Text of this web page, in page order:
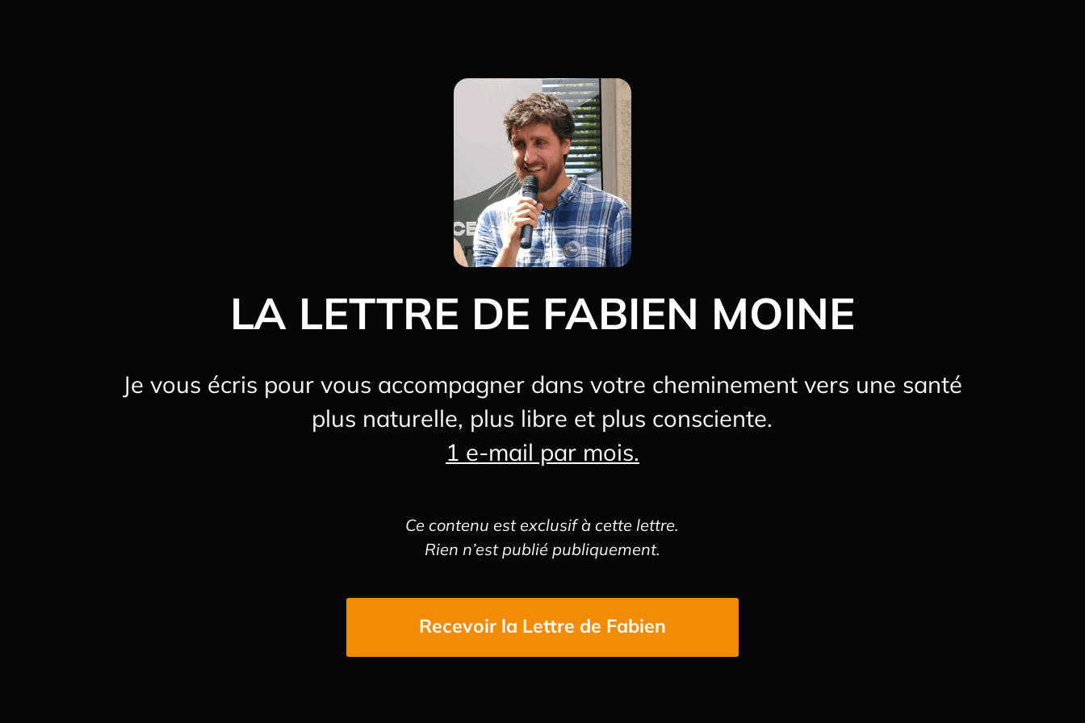
LA LETTRE DE FABIEN MOINE
Je vous écris pour vous accompagner dans votre cheminement vers une santé
plus naturelle, plus libre et plus consciente.
1 e-mail par mois.
Ce contenu est exclusif à cette lettre.
Rien n’est publié publiquement.
Recevoir la Lettre de Fabien